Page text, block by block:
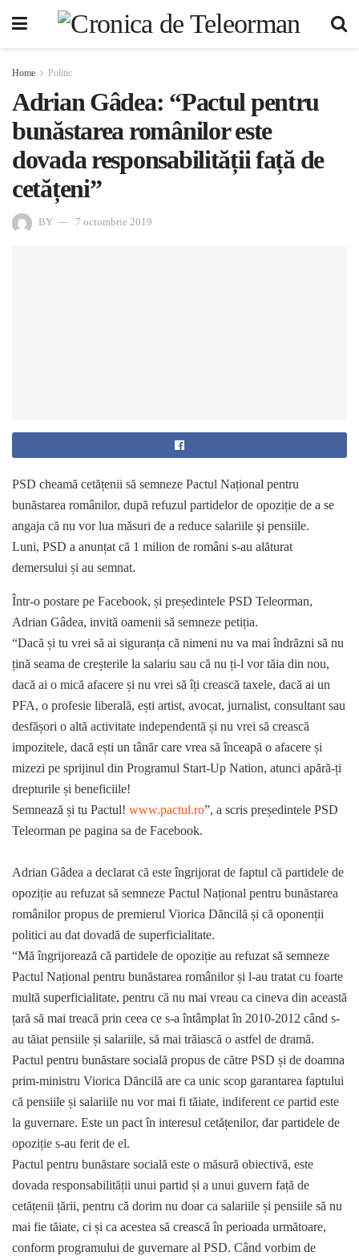
Home Politic
Adrian Gâdea: “Pactul pentru
bunăstarea românilor este
dovada responsabilității față de
cetățeni”
BY 7 octombrie 2019
PSD cheamă cetățenii să semneze Pactul Național pentru
bunăstarea românilor, după refuzul partidelor de opoziție de a se
angaja că nu vor lua măsuri de a reduce salariile şi pensiile.
Luni, PSD a anunțat că 1 milion de români s-au alăturat
demersului și au semnat.
Într-o postare pe Facebook, și președintele PSD Teleorman,
Adrian Gâdea, invită oamenii să semneze petiția.
“Dacă și tu vrei să ai siguranța că nimeni nu va mai îndrăzni să nu
țină seama de creșterile la salariu sau că nu ți-l vor tăia din nou,
dacă ai o mică afacere și nu vrei să îți crească taxele, dacă ai un
PFA, o profesie liberală, ești artist, avocat, jurnalist, consultant sau
desfășori o altă activitate independentă și nu vrei să crească
impozitele, dacă ești un tânăr care vrea să înceapă o afacere și
mizezi pe sprijinul din Programul Start-Up Nation, atunci apără-ți
drepturile și beneficiile!
Semnează și tu Pactul! www.pactul.ro”, a scris președintele PSD
Teleorman pe pagina sa de Facebook.
Adrian Gâdea a declarat că este îngrijorat de faptul că partidele de
opoziție au refuzat să semneze Pactul Național pentru bunăstarea
românilor propus de premierul Viorica Dăncilă și că oponenții
politici au dat dovadă de superficialitate.
“Mă îngrijorează că partidele de opoziție au refuzat să semneze
Pactul Național pentru bunăstarea românilor și l-au tratat cu foarte
multă superficialitate, pentru că nu mai vreau ca cineva din această
țară să mai treacă prin ceea ce s-a întâmplat în 2010-2012 când s-
au tăiat pensiile și salariile, să mai trăiască o astfel de dramă.
Pactul pentru bunăstare socială propus de către PSD și de doamna
prim-ministru Viorica Dăncilă are ca unic scop garantarea faptului
că pensiile și salariile nu vor mai fi tăiate, indiferent ce partid este
la guvernare. Este un pact în interesul cetățenilor, dar partidele de
opoziție s-au ferit de el.
Pactul pentru bunăstare socială este o măsură obiectivă, este
dovada responsabilității unui partid și a unui guvern față de
cetățenii țării, pentru că dorim nu doar ca salariile și pensiile să nu
mai fie tăiate, ci și ca acestea să crească în perioada următoare,
conform programului de guvernare al PSD. Când vorbim de